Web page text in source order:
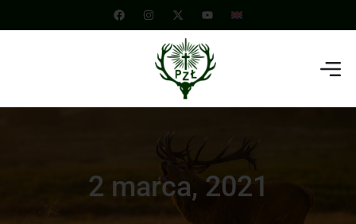
2 marca, 2021